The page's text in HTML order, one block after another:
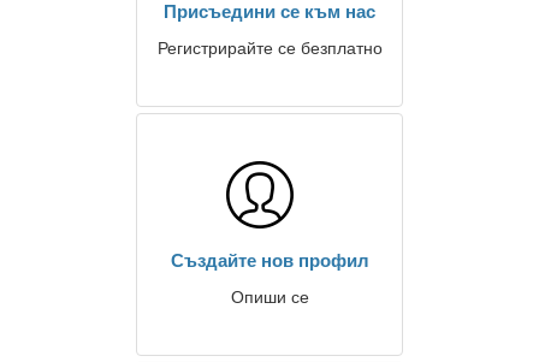
Присъедини се към нас
Регистрирайте се безплатно
Създайте нов профил
Опиши се